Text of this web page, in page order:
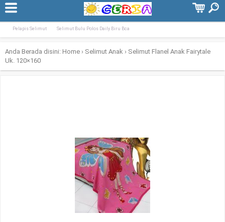
Terpopuler:
Pelapis Selimut Selimut Bulu Polos Daily Biru Bca
Anda Berada disini: Home › Selimut Anak › Selimut Flanel Anak Fairytale
Uk. 120×160